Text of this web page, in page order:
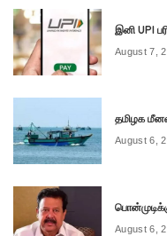
இனி UPI
August 7,
தமிழக
August 6,
August 6,